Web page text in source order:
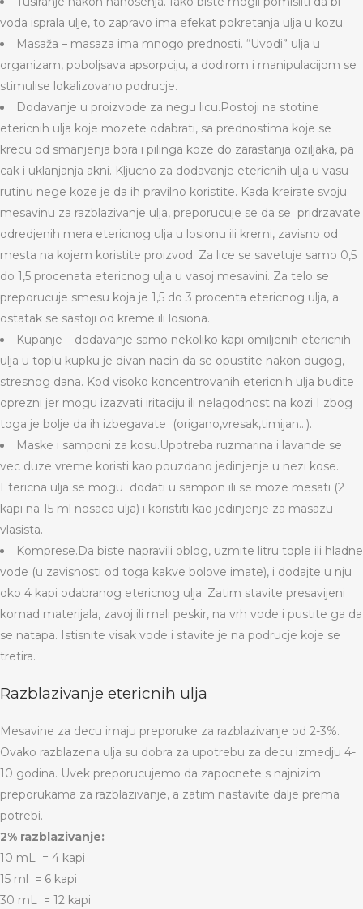
voda isprala ulje, to zapravo ima efekat pokretanja ulja u kozu.
Masaža – masaza ima mnogo prednosti. “Uvodi” ulja u
organizam, poboljsava apsorpciju, a dodirom i manipulacijom se
stimulise lokalizovano podrucje.
Dodavanje u proizvode za negu licu.Postoji na stotine
etericnih ulja koje mozete odabrati, sa prednostima koje se
krecu od smanjenja bora i pilinga koze do zarastanja oziljaka, pa
cak i uklanjanja akni. Kljucno za dodavanje etericnih ulja u vasu
rutinu nege koze je da ih pravilno koristite. Kada kreirate svoju
mesavinu za razblazivanje ulja, preporucuje se da se pridrzavate
odredjenih mera etericnog ulja u losionu ili kremi, zavisno od
mesta na kojem koristite proizvod. Za lice se savetuje samo 0,5
do 1,5 procenata etericnog ulja u vasoj mesavini. Za telo se
preporucuje smesu koja je 1,5 do 3 procenta etericnog ulja, a
ostatak se sastoji od kreme ili losiona.
Kupanje – dodavanje samo nekoliko kapi omiljenih etericnih
ulja u toplu kupku je divan nacin da se opustite nakon dugog,
stresnog dana. Kod visoko koncentrovanih etericnih ulja budite
oprezni jer mogu izazvati iritaciju ili nelagodnost na kozi I zbog
toga je bolje da ih izbegavate (origano,vresak,timijan…).
Maske i samponi za kosu.Upotreba ruzmarina i lavande se
vec duze vreme koristi kao pouzdano jedinjenje u nezi kose.
Etericna ulja se mogu dodati u sampon ili se moze mesati (2
kapi na 15 ml nosaca ulja) i koristiti kao jedinjenje za masazu
vlasista.
Komprese.Da biste napravili oblog, uzmite litru tople ili hladne
vode (u zavisnosti od toga kakve bolove imate), i dodajte u nju
oko 4 kapi odabranog etericnog ulja. Zatim stavite presavijeni
komad materijala, zavoj ili mali peskir, na vrh vode i pustite ga da
se natapa. Istisnite visak vode i stavite je na podrucje koje se
tretira.
Razblazivanje etericnih ulja
Mesavine za decu imaju preporuke za razblazivanje od 2-3%.
Ovako razblazena ulja su dobra za upotrebu za decu izmedju 4-
10 godina. Uvek preporucujemo da zapocnete s najnizim
preporukama za razblazivanje, a zatim nastavite dalje prema
potrebi.
2% razblazivanje:
10 mL = 4 kapi
15 ml = 6 kapi
30 mL = 12 kapi